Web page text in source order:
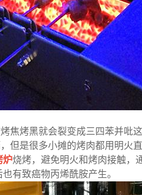
焦烤黑就会裂变成三四苯并吡这
但是很多小摊的烤肉都用明火
炉烧烤，避免明火和烤肉接触，
有致癌物丙烯酰胺产生。